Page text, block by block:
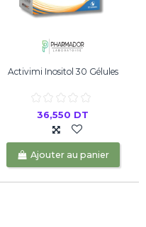
Activimi Inositol 30 Gélules
36,550 DT
Ajouter au panier